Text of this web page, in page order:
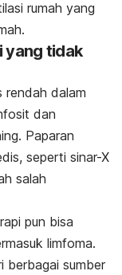
rumah yang
yang tidak
rendah dalam
dan
Paparan
seperti sinar-X
salah
pun bisa
limfoma.
berbagai sumber